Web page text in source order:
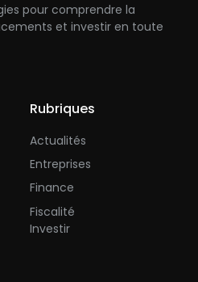
pour comprendre la
et investir en toute
Rubriques
Actualités
Entreprises
Finance
Fiscalité
Investir